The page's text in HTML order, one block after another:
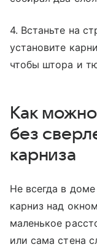
4. Встаньте на
установите
чтобы штора и
Как
без
карниза
Не всегда в
карниз над
маленькое
или сама стена